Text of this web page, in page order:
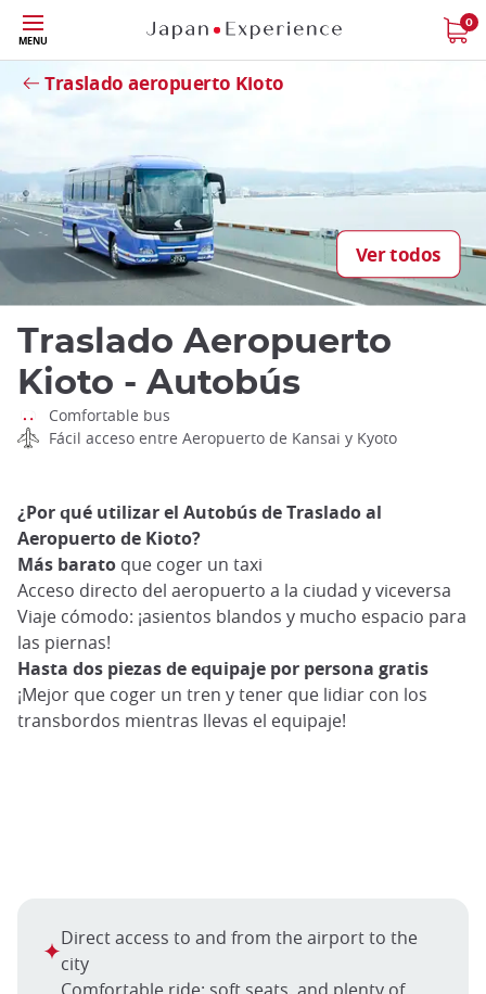
Tamaño
MENU
0
Traslado aeropuerto Kioto
Ver todos
Close
Traslado Aeropuerto
Kioto - Autobús
Comfortable bus
Fácil acceso entre Aeropuerto de Kansai y Kyoto
¿Por qué utilizar el Autobús de Traslado al
Aeropuerto de Kioto?
Más barato que coger un taxi
Acceso directo del aeropuerto a la ciudad y viceversa
Viaje cómodo: ¡asientos blandos y mucho espacio para
las piernas!
Hasta dos piezas de equipaje por persona gratis
¡Mejor que coger un tren y tener que lidiar con los
transbordos mientras llevas el equipaje!
Direct access to and from the airport to the
city
Comfortable ride: soft seats, and plenty of